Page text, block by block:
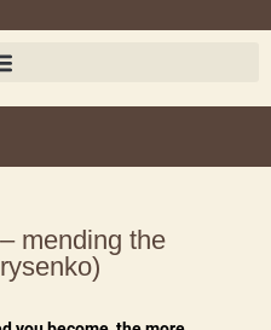
mending the